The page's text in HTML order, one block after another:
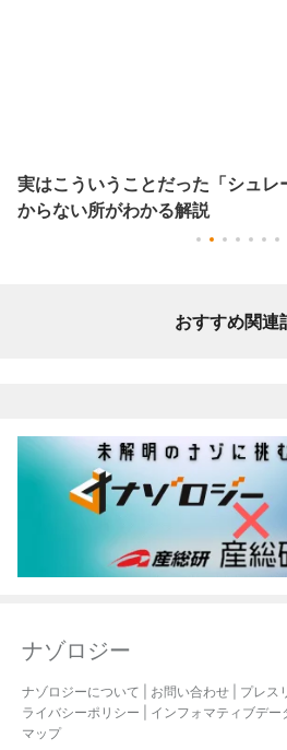
実はこういうことだった「シュ
からない所がわかる解説
おすすめ関連
ナゾロジー
ナゾロジーについて お問い合わせ プレス
ライバシーポリシー
インフォマティブデー
マップ